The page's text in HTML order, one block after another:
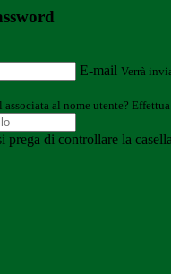
E-mail Verrà
al nome utente?
prega di controllare la